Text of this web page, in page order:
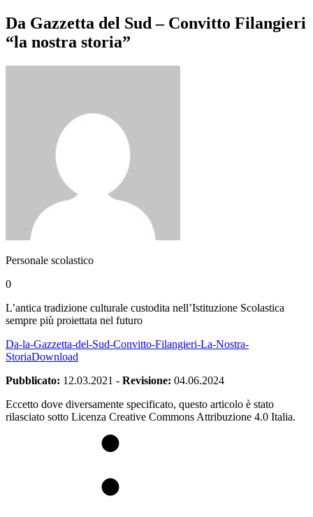
Da Gazzetta del Sud – Convitto Filangieri
“la nostra storia”
Personale scolastico
0
L’antica tradizione culturale custodita nell’Istituzione Scolastica
sempre più proiettata nel futuro
Da-la-Gazzetta-del-Sud-Convitto-Filangieri-La-Nostra-
StoriaDownload
Pubblicato: 12.03.2021 - Revisione: 04.06.2024
Eccetto dove diversamente specificato, questo articolo è stato
rilasciato sotto Licenza Creative Commons Attribuzione 4.0 Italia.